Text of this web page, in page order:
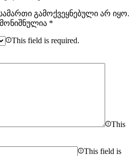
გამოქვეყნებული არ იყო.
*
This field is required.
This
This field is